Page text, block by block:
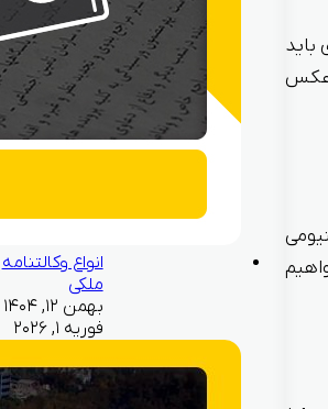
انواع وکالتنامه
ملکی
فوریه ۱, ۲۰۲۶